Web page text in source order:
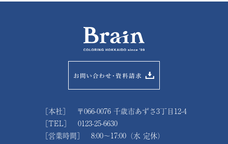
［本社］ 〒066-0076 千歳市あずさ3丁目12-4
［TEL］ 0123-25-6630
［営業時間］ 8:00～17:00（水 定休）